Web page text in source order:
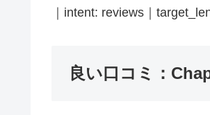
｜intent: reviews｜
良い口コミ：